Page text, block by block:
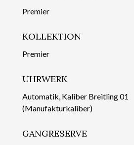
Premier
KOLLEKTION
Premier
UHRWERK
Automatik, Kaliber Breitling 01
(Manufakturkaliber)
GANGRESERVE